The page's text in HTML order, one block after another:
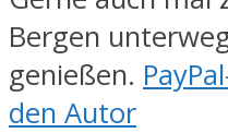
Bergen
genießen.
den Autor